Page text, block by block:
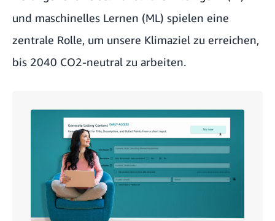
und maschinelles Lernen (ML) spielen eine
zentrale Rolle, um unsere Klimaziel zu erreichen,
bis 2040 CO2-neutral zu arbeiten.